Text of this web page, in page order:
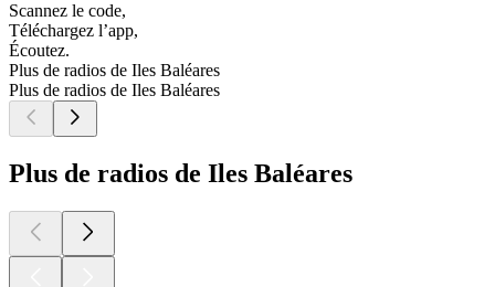
Scannez le code,
Téléchargez l’app,
Écoutez.
Plus de radios de Iles Baléares
Plus de radios de Iles Baléares
Plus de radios de Iles Baléares